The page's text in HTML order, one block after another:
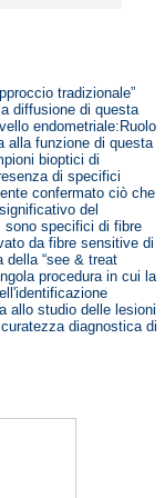
tradizionale”
diffusione di questa
endometriale:Ruolo
alla funzione di questa
bioptici di
di specifici
confermato ciò che
del
sono specifici di fibre
da fibre sensitive di
della “see & treat
procedura in cui la
allo studio delle lesioni
diagnostica di